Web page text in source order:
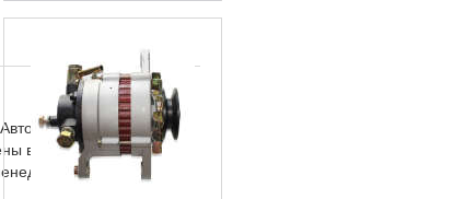
ЮА с
в том, подойдет ли
Мы с